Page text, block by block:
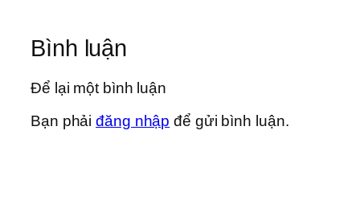
Bình luận
Để lại một bình luận
Bạn phảiđăng nhập để gửi bình luận.